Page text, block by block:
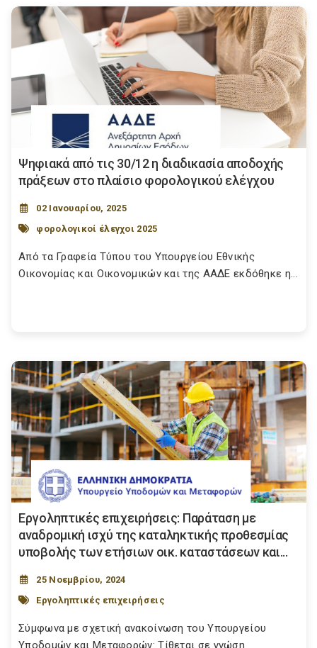
Ψηφιακά από τις 30/12 η διαδικασία αποδοχής
πράξεων στο πλαίσιο φορολογικού ελέγχου
02 Ιανουαρίου, 2025
φορολογικοί έλεγχοι 2025
Από τα Γραφεία Τύπου του Υπουργείου Εθνικής
Οικονομίας και Οικονομικών και της ΑΑΔΕ εκδόθηκε η...
Εργοληπτικές επιχειρήσεις: Παράταση με
αναδρομική ισχύ της καταληκτικής προθεσμίας
υποβολής των ετήσιων οικ. καταστάσεων και...
25 Νοεμβρίου, 2024
Εργοληπτικές επιχειρήσεις
Σύμφωνα με σχετική ανακοίνωση του Υπουργείου
Υποδομών και Μεταφορών: Τίθεται σε γνώση